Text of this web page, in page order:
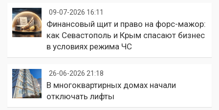
09-07-2026 16:11
Финансовый щит и право на форс-мажор:
как Севастополь и Крым спасают бизнес
в условиях режима ЧС
26-06-2026 21:18
В многоквартирных домах начали
отключать лифты